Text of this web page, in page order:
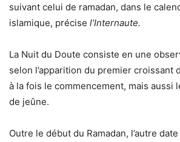
suivant celui de ramadan, dans le
islamique, précise l’Internaute.
La Nuit du Doute consiste en une
selon l’apparition du premier croissant
à la fois le commencement, mais aussi
de jeûne.
Outre le début du Ramadan, l’autre